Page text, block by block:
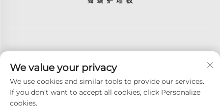
Tilaa
We value your privacy
We use cookies and similar tools to provide our services.
If you don't want to accept all cookies, click Personalize
cookies.